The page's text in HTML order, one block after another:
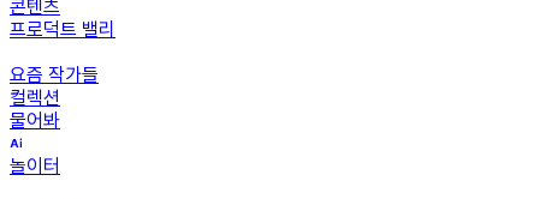
콘텐츠
프로덕트 밸리
요즘 작가들
컬렉션
물어봐
놀이터